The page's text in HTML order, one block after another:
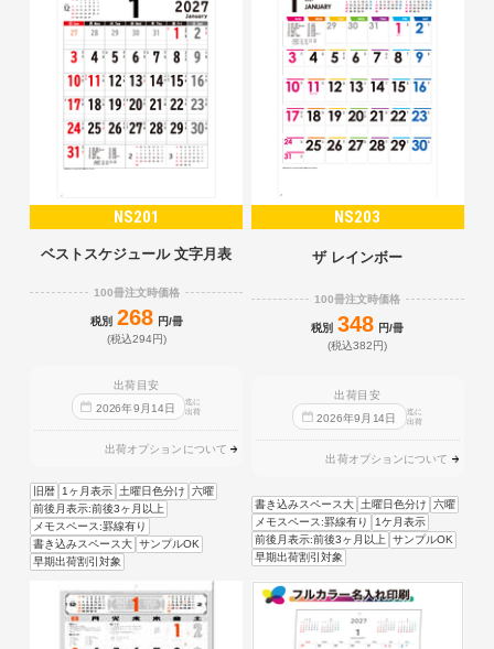
NS201
ベストスケジュール 文字月表
100冊注文時価格
税別 268 円/冊
(税込294円)
出荷目安
2026年9 月 14日
迄に
出荷
出荷オプションについて
旧暦 1ヶ月表示 土曜日色分け
六曜
前後月表示:前後3ヶ月以上
メモスペース:罫線有り
書き込みスペース大 サンプルOK
早期出荷割引対象
NS203
ザ レインボー
100冊注文時価格
税別 348 円/冊
(税込382円)
出荷目安
2026年9 月 14日
迄に
出荷
出荷オプションについて
書き込みスペース大 土曜日色分け
六曜
メモスペース:罫線有り
1ケ月表示
前後月表示:前後3ヶ月以上 サンプルOK
早期出荷割引対象